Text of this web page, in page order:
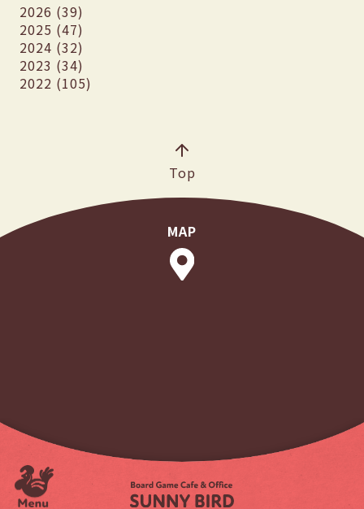
2026 (39)
2025 (47)
2024 (32)
2023 (34)
2022 (105)
Top
MAP